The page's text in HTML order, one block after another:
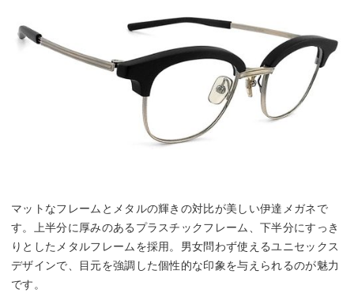
マットなフレームとメタルの輝きの対比が美しい伊達メガネで
す。上半分に厚みのあるプラスチックフレーム、下半分にすっき
りとしたメタルフレームを採用。男女問わず使えるユニセックス
デザインで、目元を強調した個性的な印象を与えられるのが魅力
です。